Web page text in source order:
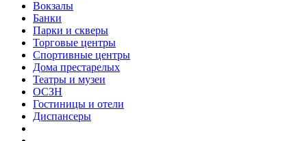
Вокзалы
Банки
Парки и скверы
Торговые центры
Спортивные центры
Дома престарелых
Театры и музеи
ОСЗН
Гостиницы и отели
Диспансеры